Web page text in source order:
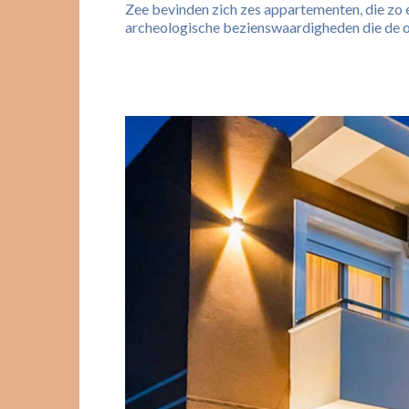
Zee bevinden zich zes appartementen, die
archeologische bezienswaardigheden die de